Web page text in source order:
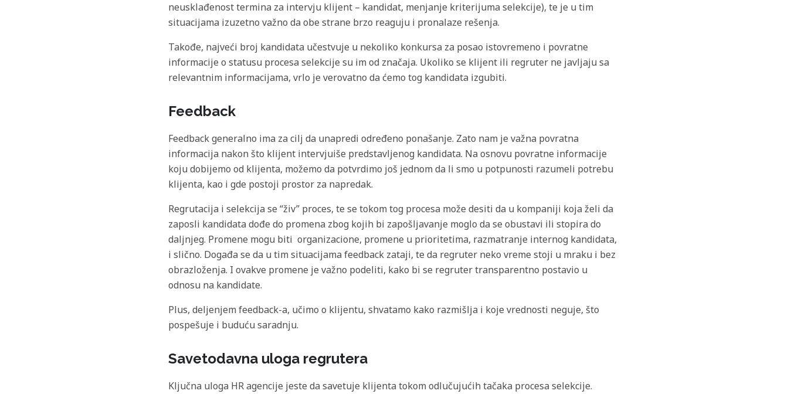
neusklađenost termina za intervju klijent – kandidat, menjanje kriterijuma selekcije), te je u tim
situacijama izuzetno važno da obe strane brzo reaguju i pronalaze rešenja.
Takođe, najveći broj kandidata učestvuje u nekoliko konkursa za posao istovremeno i povratne
informacije o statusu procesa selekcije su im od značaja. Ukoliko se klijent ili regruter ne javljaju sa
relevantnim informacijama, vrlo je verovatno da ćemo tog kandidata izgubiti.
Feedback
Feedback generalno ima za cilj da unapredi određeno ponašanje. Zato nam je važna povratna
informacija nakon što klijent intervjuiše predstavljenog kandidata. Na osnovu povratne informacije
koju dobijemo od klijenta, možemo da potvrdimo još jednom da li smo u potpunosti razumeli potrebu
klijenta, kao i gde postoji prostor za napredak.
Regrutacija i selekcija se “živ” proces, te se tokom tog procesa može desiti da u kompaniji koja želi da
zaposli kandidata dođe do promena zbog kojih bi zapošljavanje moglo da se obustavi ili stopira do
daljnjeg. Promene mogu biti organizacione, promene u prioritetima, razmatranje internog kandidata,
i slično. Događa se da u tim situacijama feedback zataji, te da regruter neko vreme stoji u mraku i bez
obrazloženja. I ovakve promene je važno podeliti, kako bi se regruter transparentno postavio u
odnosu na kandidate.
Plus, deljenjem feedback-a, učimo o klijentu, shvatamo kako razmišlja i koje vrednosti neguje, što
pospešuje i buduću saradnju.
Savetodavna uloga regrutera
Ključna uloga HR agencije jeste da savetuje klijenta tokom odlučujućih tačaka procesa selekcije.